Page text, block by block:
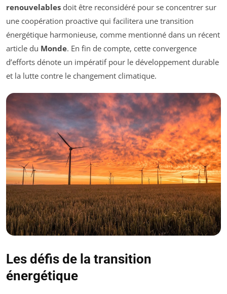
renouvelables doit être reconsidéré pour se concentrer sur
une coopération proactive qui facilitera une transition
énergétique harmonieuse, comme mentionné dans un récent
article du Monde. En fin de compte, cette convergence
d’efforts dénote un impératif pour le développement durable
et la lutte contre le changement climatique.
Les défis de la transition
énergétique